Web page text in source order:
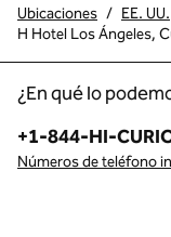
Ubicaciones / EE. UU.
H Hotel Los Ángeles,
¿En qué lo
Teléfono:
+1-844-HI-
Números de teléfono